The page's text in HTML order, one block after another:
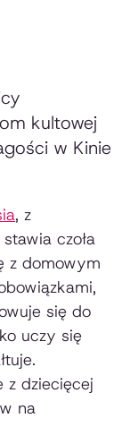
kultowej
w Kinie
, z
czoła
z domowym
się do
uczy się
z dziecięcej
na